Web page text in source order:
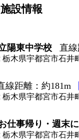
設情報
陽東中学校 直
栃木県宇都宮市石井
線距離：約181m
栃木県宇都宮市石井
仕事帰り・週末
栃木県宇都宮市石井